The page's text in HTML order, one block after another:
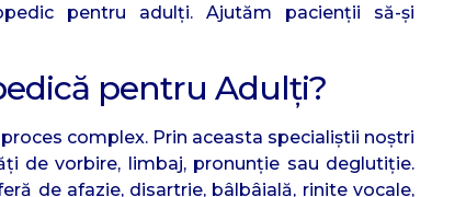
pentru adulți. Ajutăm pacienții să-și
pentru Adulți?
complex. Prin aceasta specialiștii noștri
de vorbire, limbaj, pronunție sau deglutiție.
de afazie, disartrie, bâlbâială, rinite vocale,